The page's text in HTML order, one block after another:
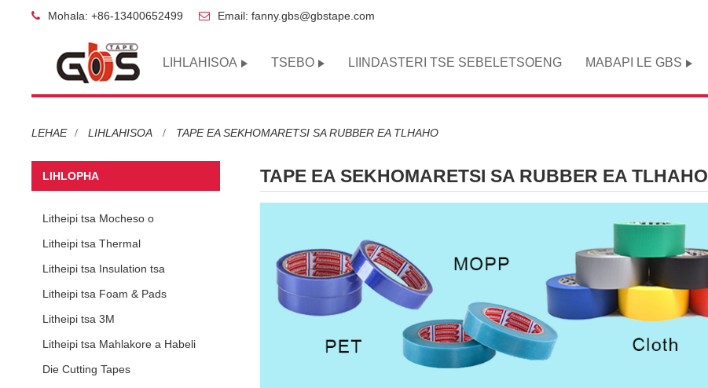
Mohala: +86-13400652499 Email: fanny.gbs@gbstape.com
LIHLAHISOA TSEBO LIINDASTERI TSE SEBELETSOENG MABAPI LE GBS
LEHAE LIHLAHISOA TAPE EA SEKHOMARETSI SA RUBBER EA TLHAHO
LIHLOPHA
Litheipi tsa Mocheso o
Phahameng
Litheipi tsa Thermal
Conductive
Litheipi tsa Insulation tsa
Motlakase
Litheipi tsa Foam & Pads
Litheipi tsa 3M
Litheipi tsa Mahlakore a Habeli
Die Cutting Tapes
TAPE EA SEKHOMARETSI SA RUBBER EA TLHAHO